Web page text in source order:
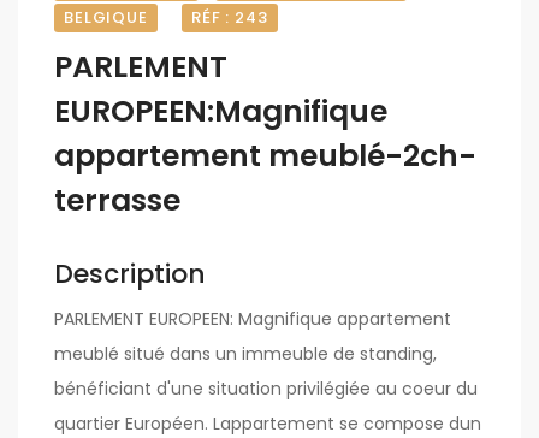
BELGIQUE
RÉF : 243
PARLEMENT
EUROPEEN:Magnifique
appartement meublé-2ch-
terrasse
Description
PARLEMENT EUROPEEN: Magnifique appartement
meublé situé dans un immeuble de standing,
bénéficiant d'une situation privilégiée au coeur du
quartier Européen. Lappartement se compose dun